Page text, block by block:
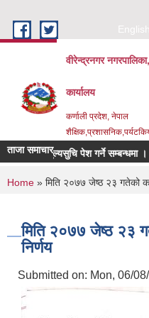
English
वीरेन्द्रनगर
कार्यालय
कर्णाली प्रदेश, नेपाल
ताजा समाचारमुल्यसुचि पेश गर्ने सम्बन्धमा ।
You are here
Home » मिति २०७७ जेष्ठ २३ गतेको
मिति २०७७ जेष्ठ २३
निर्णय
Submitted on: Mon, 06/